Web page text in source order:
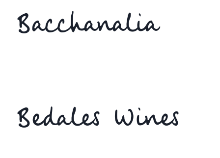
Bacchanalia
Bedales Wines